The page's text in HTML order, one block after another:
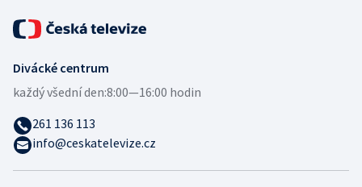
Divácké centrum
každý všední den:8:00—16:00 hodin
261 136 113
info@ceskatelevize.cz